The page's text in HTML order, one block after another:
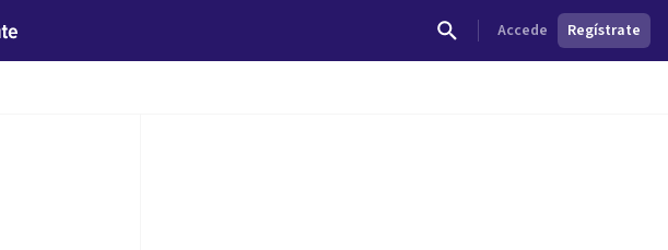
Accede Regístrate